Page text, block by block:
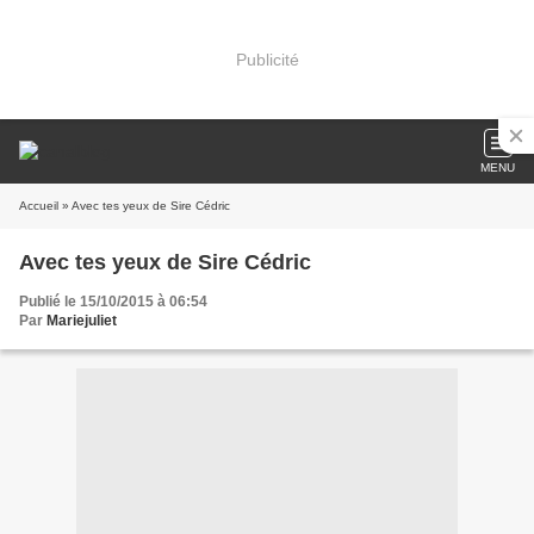
Publicité
MENU
Accueil » Avec tes yeux de Sire Cédric
Avec tes yeux de Sire Cédric
Publié le 15/10/2015 à 06:54
Par Mariejuliet